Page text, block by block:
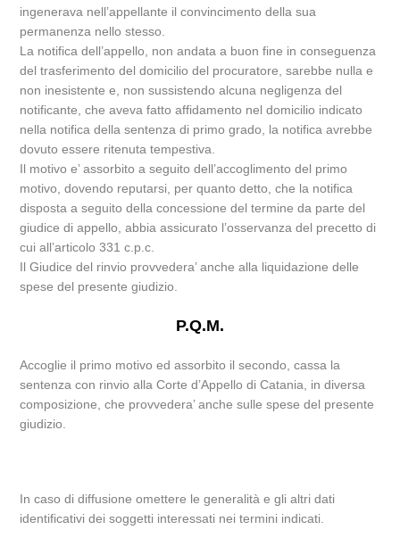
ingenerava nell’appellante il convincimento della sua
permanenza nello stesso.
La notifica dell’appello, non andata a buon fine in conseguenza
del trasferimento del domicilio del procuratore, sarebbe nulla e
non inesistente e, non sussistendo alcuna negligenza del
notificante, che aveva fatto affidamento nel domicilio indicato
nella notifica della sentenza di primo grado, la notifica avrebbe
dovuto essere ritenuta tempestiva.
Il motivo e’ assorbito a seguito dell’accoglimento del primo
motivo, dovendo reputarsi, per quanto detto, che la notifica
disposta a seguito della concessione del termine da parte del
giudice di appello, abbia assicurato l’osservanza del precetto di
cui all’articolo 331 c.p.c.
Il Giudice del rinvio provvedera’ anche alla liquidazione delle
spese del presente giudizio.
P.Q.M.
Accoglie il primo motivo ed assorbito il secondo, cassa la
sentenza con rinvio alla Corte d’Appello di Catania, in diversa
composizione, che provvedera’ anche sulle spese del presente
giudizio.
In caso di diffusione omettere le generalità e gli altri dati
identificativi dei soggetti interessati nei termini indicati.